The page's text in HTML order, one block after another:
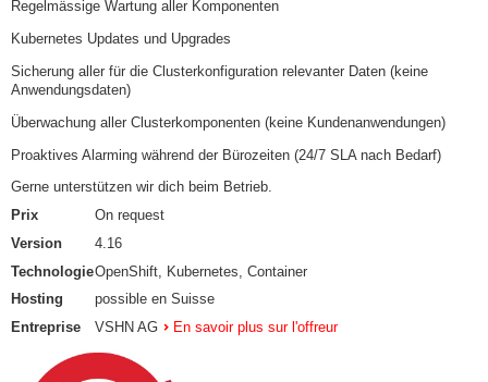
Regelmässige Wartung aller Komponenten
Kubernetes Updates und Upgrades
Sicherung aller für die Clusterkonfiguration relevanter Daten (keine
Anwendungsdaten)
Überwachung aller Clusterkomponenten (keine Kundenanwendungen)
Proaktives Alarming während der Bürozeiten (24/7 SLA nach Bedarf)
Gerne unterstützen wir dich beim Betrieb.
Prix
On request
Version
4.16
TechnologieOpenShift, Kubernetes, Container
Hosting
possible en Suisse
Entreprise
VSHN AG En savoir plus sur l'offreur